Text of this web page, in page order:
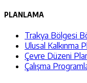
PLANLAMA
Trakya Bölgesi
Ulusal Kalkınma
Çevre Düzeni
Çalışma